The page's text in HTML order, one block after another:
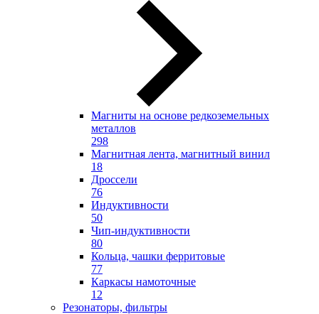
Магниты на основе редкоземельных
металлов
298
Магнитная лента, магнитный винил
18
Дроссели
76
Индуктивности
50
Чип-индуктивности
80
Кольца, чашки ферритовые
77
Каркасы намоточные
12
Резонаторы, фильтры